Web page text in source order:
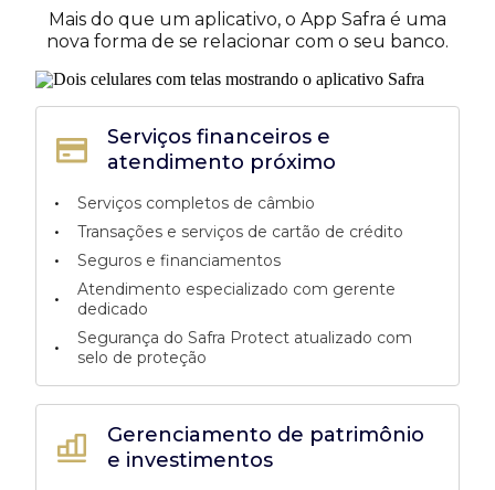
Mais do que um aplicativo, o App Safra é uma
nova forma de se relacionar com o seu banco.
Gerenciamento de patrimônio
e investimentos
Serviços financeiros e
atendimento próximo
•
Serviços completos de câmbio
• Transações e serviços de cartão de crédito
• Seguros e financiamentos
•
Atendimento especializado com gerente
dedicado
•
Segurança do Safra Protect atualizado com
selo de proteção